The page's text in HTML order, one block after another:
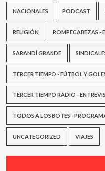
NACIONALES PODCAST
RELIGIÓN ROMPECABEZAS -
SARANDÍ GRANDE
TERCER TIEMPO - FÚTBOL Y
TERCER TIEMPO RADIO -
TODOS A LOS BOTES -
UNCATEGORIZED VIAJES